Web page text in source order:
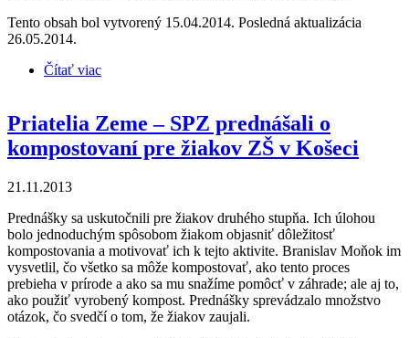
Tento obsah bol vytvorený 15.04.2014. Posledná aktualizácia
26.05.2014.
Čítať viac
Priatelia Zeme – SPZ prednášali o
kompostovaní pre žiakov ZŠ v Košeci
21.11.2013
Prednášky sa uskutočnili pre žiakov druhého stupňa. Ich úlohou
bolo jednoduchým spôsobom žiakom objasniť dôležitosť
kompostovania a motivovať ich k tejto aktivite. Branislav Moňok im
vysvetlil, čo všetko sa môže kompostovať, ako tento proces
prebieha v prírode a ako sa mu snažíme pomôcť v záhrade; ale aj to,
ako použiť vyrobený kompost. Prednášky sprevádzalo množstvo
otázok, čo svedčí o tom, že žiakov zaujali.